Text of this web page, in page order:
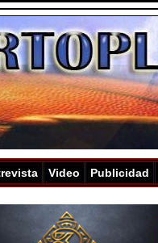
Video Publicidad